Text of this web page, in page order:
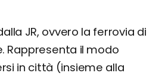
JR, ovvero la ferrovia di
Rappresenta il modo
in città (insieme alla